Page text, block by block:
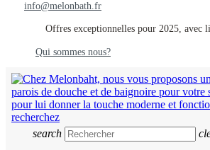
info@melonbath.fr
Offres exceptionnelles pour 2025, avec
Qui sommes nous?
search